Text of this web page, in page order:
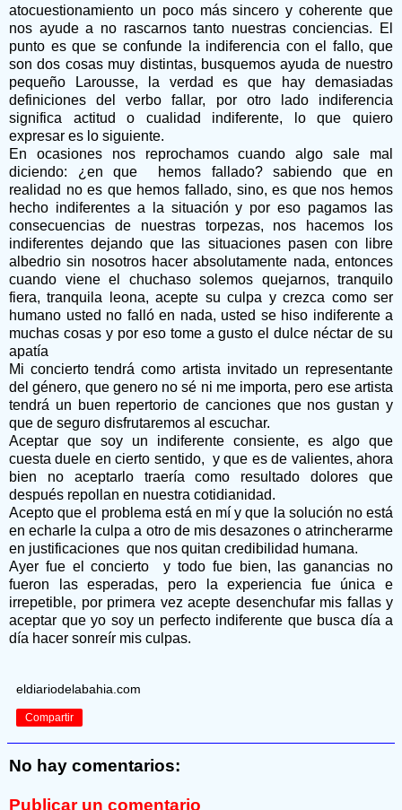
atocuestionamiento un poco más sincero y coherente que
nos ayude a no rascarnos tanto nuestras conciencias. El
punto es que se confunde la indiferencia con el fallo, que
son dos cosas muy distintas, busquemos ayuda de nuestro
pequeño Larousse, la verdad es que hay demasiadas
definiciones del verbo fallar, por otro lado indiferencia
significa actitud o cualidad indiferente, lo que quiero
expresar es lo siguiente.
En ocasiones nos reprochamos cuando algo sale mal
diciendo: ¿en que hemos fallado? sabiendo que en
realidad no es que hemos fallado, sino, es que nos hemos
hecho indiferentes a la situación y por eso pagamos las
consecuencias de nuestras torpezas, nos hacemos los
indiferentes dejando que las situaciones pasen con libre
albedrio sin nosotros hacer absolutamente nada, entonces
cuando viene el chuchaso solemos quejarnos, tranquilo
fiera, tranquila leona, acepte su culpa y crezca como ser
humano usted no falló en nada, usted se hiso indiferente a
muchas cosas y por eso tome a gusto el dulce néctar de su
apatía
Mi concierto tendrá como artista invitado un representante
del género, que genero no sé ni me importa, pero ese artista
tendrá un buen repertorio de canciones que nos gustan y
que de seguro disfrutaremos al escuchar.
Aceptar que soy un indiferente consiente, es algo que
cuesta duele en cierto sentido, y que es de valientes, ahora
bien no aceptarlo traería como resultado dolores que
después repollan en nuestra cotidianidad.
Acepto que el problema está en mí y que la solución no está
en echarle la culpa a otro de mis desazones o atrincherarme
en justificaciones que nos quitan credibilidad humana.
Ayer fue el concierto y todo fue bien, las ganancias no
fueron las esperadas, pero la experiencia fue única e
irrepetible, por primera vez acepte desenchufar mis fallas y
aceptar que yo soy un perfecto indiferente que busca día a
día hacer sonreír mis culpas.
eldiariodelabahia.com
Compartir
No hay comentarios:
Publicar un comentario